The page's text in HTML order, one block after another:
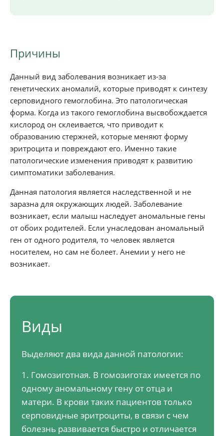
Причины
Данный вид заболевания возникает из-за
генетических аномалий, которые приводят к синтезу
серповидного гемоглобина. Это патологическая
форма. Когда из такого гемоглобина высвобождается
кислород он склеивается, что приводит к
образованию стержней, которые меняют форму
эритроцита и повреждают его. Именно такие
патологические изменения приводят к развитию
симптоматики заболевания.
Данная патология является наследственной и не
заразна для окружающих людей. Заболевание
возникает, если малыш наследует аномальные гены
от обоих родителей. Если унаследован аномальный
ген от одного родителя, то человек является
носителем, но сам не болеет. Анемии у него не
возникает.
Виды
Выделяют два вида данной патологии:
1. Гомозиготная. В гомозиготах имеется по
одному аномальному гену от отца и
матери. В крови таких пациентов только
серповидные эритроциты, в связи с чем
болезнь развивается быстро и отличается